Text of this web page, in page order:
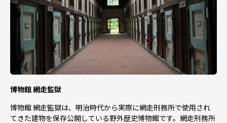
博物館 網走監獄
博物館 網走監獄は、明治時代から実際に網走刑務所で使用され
てきた建物を保存公開している野外歴史博物館です。網走刑務所